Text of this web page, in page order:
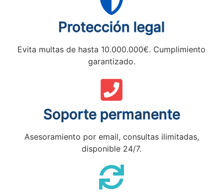
Protección legal
Evita multas de hasta 10.000.000€. Cumplimiento
garantizado.
Soporte permanente
Asesoramiento por email, consultas ilimitadas,
disponible 24/7.